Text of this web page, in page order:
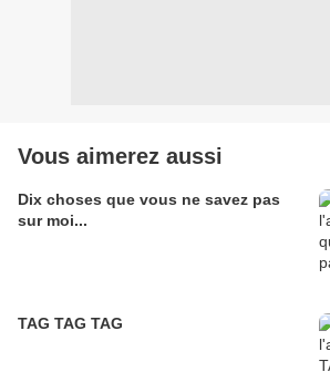
Vous aimerez aussi
Dix choses que vous ne savez pas
sur moi...
TAG TAG TAG